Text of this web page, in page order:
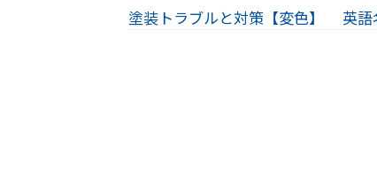
塗装トラブルと対策【変色】 英